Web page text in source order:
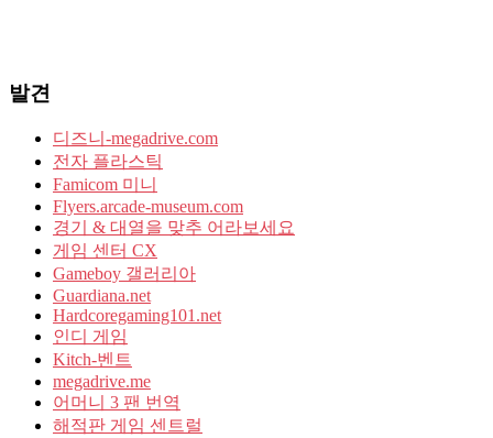
발견
디즈니-megadrive.com
전자 플라스틱
Famicom 미니
Flyers.arcade-museum.com
경기 & 대열을 맞추 어라보세요
게임 센터 CX
Gameboy 갤러리아
Guardiana.net
Hardcoregaming101.net
인디 게임
Kitch-벤트
megadrive.me
어머니 3 팬 번역
해적판 게임 센트럴